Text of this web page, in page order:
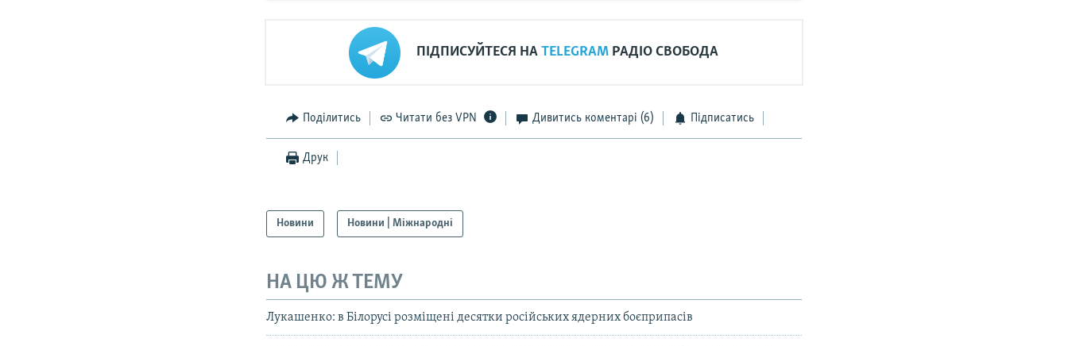
ПІДПИСУЙТЕСЯ НАTELEGRAM РАДІО СВОБОДА
Поділитись Читати без VPN Дивитись коментарі (6) Підписатись
Друк
Новини Новини | Міжнародні
НА ЦЮ Ж ТЕМУ
Лукашенко: в Білорусі розміщені десятки російських ядерних боєприпасів